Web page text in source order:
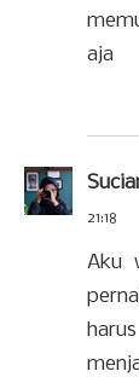
aja
21:18
Aku